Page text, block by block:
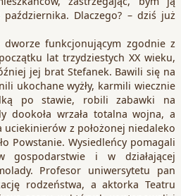
Dlaczego? – dziś już
funkcjonującym zgodnie z
lat trzydziestych XX wieku,
jej brat Stefanek. Bawili się na
ukochane wyżły, karmili wiecznie
po stawie, robili zabawki na
dookoła wrzała totalna wojna, a
uciekinierów z położonej niedaleko
Powstanie. Wysiedleńcy pomagali
gospodarstwie i w działającej
Profesor uniwersytetu pan
rodzeństwa, a aktorka Teatru